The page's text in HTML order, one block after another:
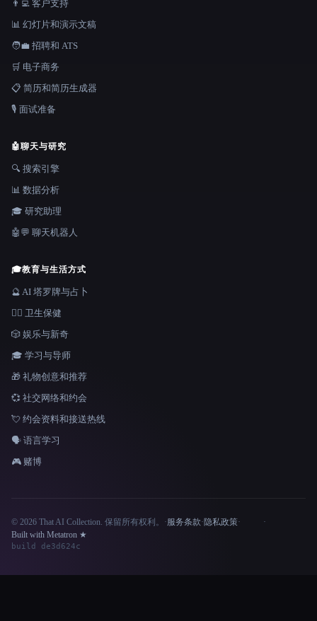
👨‍💻 客户支持
📊 幻灯片和演示文稿
🧑‍💼 招聘和 ATS
🛒 电子商务
📋 简历和简历生成器
🎙️ 面试准备
🤖聊天与研究
🔍 搜索引擎
📊 数据分析
🎓 研究助理
🤖💬 聊天机器人
🎓教育与生活方式
🔮 AI 塔罗牌与占卜
👩‍⚕️ 卫生保健
🎲 娱乐与新奇
🎓 学习与导师
🎁 礼物创意和推荐
💞 社交网络和约会
💘 约会资料和接送热线
🗣️ 语言学习
🎮 赌博
Site information
© 2026 That AI Collection. 保留所有权利。 ·服务条款·隐私政策·
·
Built with Metatron ★
build de3d624c